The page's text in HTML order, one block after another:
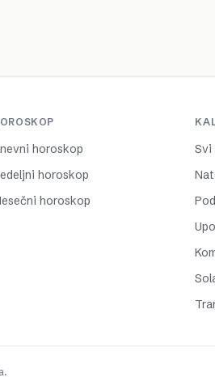
horoskop
horoskop
horoskop
Svi